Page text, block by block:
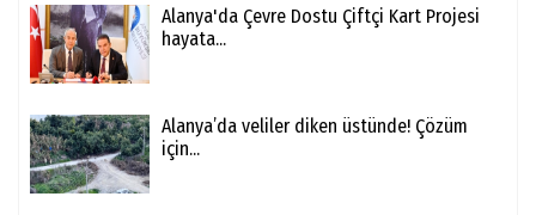
Alanya'da Çevre Dostu Çiftçi Kart Projesi
hayata...
Alanya’da veliler diken üstünde! Çözüm
için...